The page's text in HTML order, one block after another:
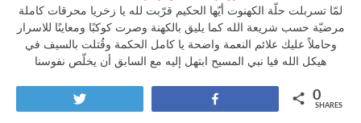
لمّا تسربلت حلّة الكهنوت أيّها الحكيم قرّبت لله يا زخريا محرقات كاملة
مرضيّة حسب شريعة الله كما يليق بالكهنة وصرت كوكبًا ومعاينًا للاسرار
وحاملاً عليك علائم النعمة واضحة يا كامل الحكمة وقُتلت بالسيف في
هيكل الله فيا نبي المسيح ابتهل إليه مع السابق أن يخلّص نفوسنا
0
SHARES